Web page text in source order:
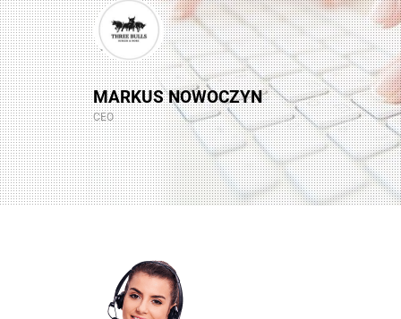
MARKUS NOWOCZYN
CEO
vergleichsweise Top. Nur zu
empfehlen.
MIA FAUNDER
CEO